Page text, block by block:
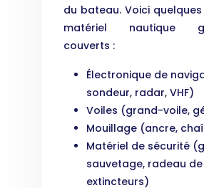
du bateau. Voici
matériel nautique
couverts :
Électronique de
sondeur, radar, VHF)
Voiles (grand-voile,
Mouillage (ancre,
Matériel de sécurité
sauvetage, radeau de
extincteurs)